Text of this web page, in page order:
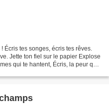
tes songes, écris tes rêves.
Jette ton fiel sur le papier Explose
qui te hantent, Écris, la peur qui